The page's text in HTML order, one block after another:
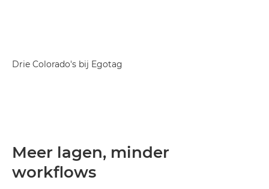
Drie Colorado's bij Egotag
Meer lagen, minder
workflows